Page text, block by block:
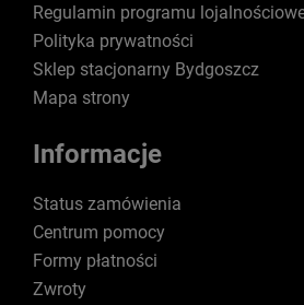
Regulamin programu
Polityka prywatności
Sklep stacjonarny Bydgoszcz
Mapa strony
Informacje
Status zamówienia
Centrum pomocy
Formy płatności
Zwroty